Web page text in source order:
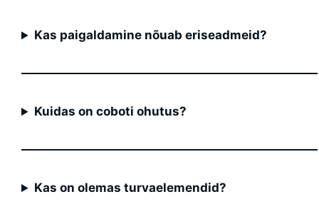
Kas paigaldamine nõuab eriseadmeid?
Kuidas on coboti ohutus?
Kas on olemas turvaelemendid?